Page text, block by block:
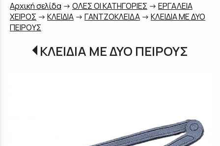
Aρχική σελίδα -> ΟΛΕΣ ΟΙ ΚΑΤΗΓΟΡΙΕΣ -> ΕΡΓΑΛΕΙΑ
ΧΕΙΡΟΣ -> ΚΛΕΙΔΙΑ -> ΓΑΝΤΖΟΚΛΕΙΔΑ -> ΚΛΕΙΔΙΑ ΜΕ ΔΥΟ
ΠΕΙΡΟΥΣ
ΚΛΕΙΔΙΑ ΜΕ ΔΥΟ ΠΕΙΡΟΥΣ